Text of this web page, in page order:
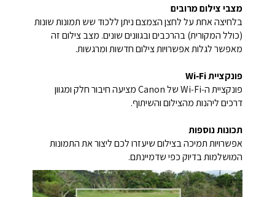
מצבי צילום מרובים
בלחיצה אחת על לחצן הצמצם ניתן ללכוד שש תמונות שונות
(כולל המקורית) בהרכבים ובגוונים שונים. מצב צילום זה
מאפשר לגלות אפשרויות צילום חדשות ומרגשות.
פונקציית Wi‑Fi
פונקציית ה‑Wi‑Fi של Canon מציעה חיבור חלק ומגוון
דרכים ליהנות מהצילום והשיתוף.
תכונות נוספות
אפשרויות תמיכה בצילום שיעזרו לכם ליצור את התמונות
המושלמות בדיוק כפי שדמיינתם.